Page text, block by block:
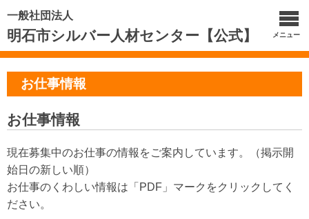
一般社団法人
明石市シルバー人材センター【公式】 メニュー
お仕事情報
お仕事情報
現在募集中のお仕事の情報をご案内しています。（掲示開
始日の新しい順）
お仕事のくわしい情報は「PDF」マークをクリックしてく
ださい。